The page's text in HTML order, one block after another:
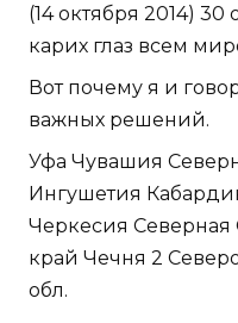
(14 октября 2014)
карих глаз всем
Вот почему я и
важных решений.
Уфа Чувашия
Ингушетия
Черкесия Северная
край Чечня 2
обл.